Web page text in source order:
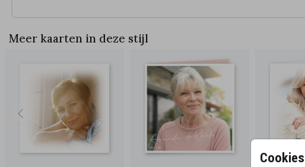
Cookies
Hulp nodig? Met het bewerken van de foto? Of het positioneren van de
tekst? Neem contact met ons op.
Meer kaarten in deze stijl